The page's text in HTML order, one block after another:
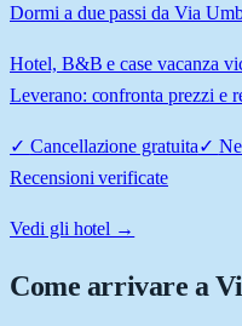
Dormi a due passi da Via
Hotel, B&B e case vacanza
Leverano: confronta prezzi e
✓ Cancellazione gratuita✓
Recensioni verificate
Vedi gli hotel →
Come arrivare a